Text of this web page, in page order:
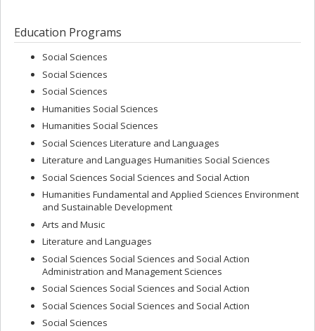
Education Programs
Social Sciences
Social Sciences
Social Sciences
Humanities Social Sciences
Humanities Social Sciences
Social Sciences Literature and Languages
Literature and Languages Humanities Social Sciences
Social Sciences Social Sciences and Social Action
Humanities Fundamental and Applied Sciences Environment
and Sustainable Development
Arts and Music
Literature and Languages
Social Sciences Social Sciences and Social Action
Administration and Management Sciences
Social Sciences Social Sciences and Social Action
Social Sciences Social Sciences and Social Action
Social Sciences